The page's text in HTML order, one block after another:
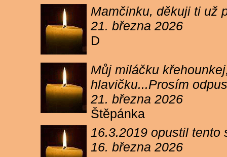
Mamčinku, děkuji ti už
21. března 2026
D
Můj miláčku
hlavičku...Prosím
21. března 2026
Štěpánka
16.3.2019 opustil
16. března 2026